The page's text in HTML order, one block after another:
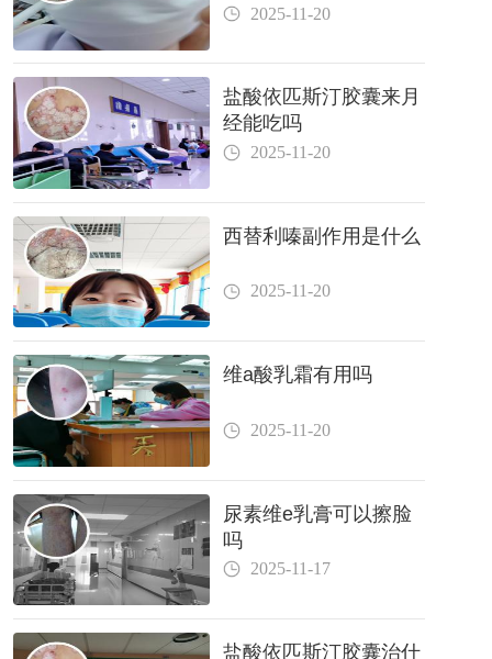
2025-11-20
盐酸依匹斯汀胶囊来月
经能吃吗
2025-11-20
西替利嗪副作用是什么
2025-11-20
维a酸乳霜有用吗
2025-11-20
尿素维e乳膏可以擦脸
吗
2025-11-17
盐酸依匹斯汀胶囊治什